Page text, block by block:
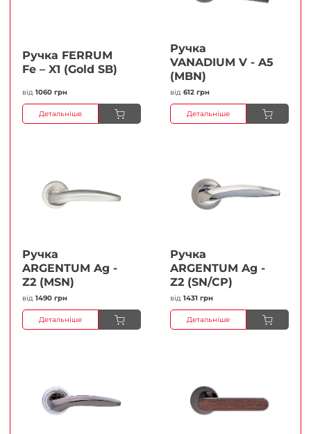
Ручка FERRUМ
Fe – X1 (Gold SB)
від 1060 грн
Детальніше
Ручка
VANADIUM V - A5
(MBN)
від 612 грн
Детальніше
Ручка
ARGENTUM Ag -
Z2 (MSN)
від 1490 грн
Детальніше
Ручка
ARGENTUM Ag -
Z2 (SN/CP)
від 1431 грн
Детальніше